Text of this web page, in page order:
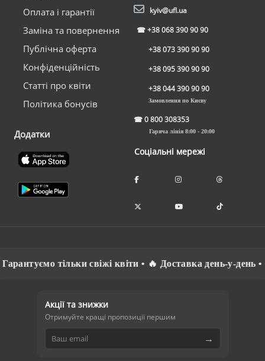
Оплата і гарантії
Заміна та повернення
Публічна оферта
Конфіденційність
Статті про квіти
Політика бонусів
Додатки
kyiv@ufl.ua
☎+38 068 390 90 90
+38 073 390 90 90
+38 095 390 90 90
+38 044 390 90 90
Замовлення по Києву
☎0 800 308353
Гаряча лінія 8:00 - 20:00
Соціальні мережі
тільки свіжі квіти • 🔥 Доставка день-у-день • ⚡
Акції та знижки
Отримуйте кращі пропозиції першим
→